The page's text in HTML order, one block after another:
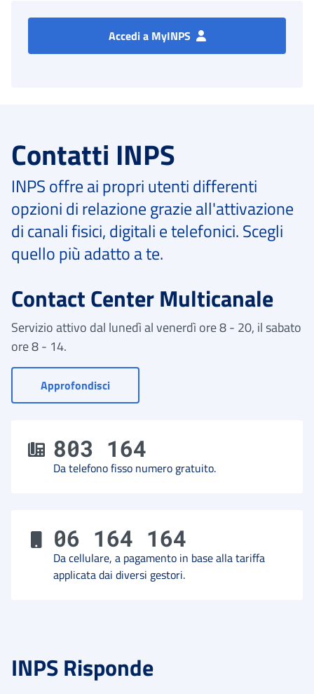
Accedi a MyINPS
Contatti INPS
INPS offre ai propri utenti differenti
opzioni di relazione grazie all'attivazione
di canali fisici, digitali e telefonici. Scegli
quello più adatto a te.
Contact Center Multicanale
Servizio attivo dal lunedì al venerdì ore 8 - 20, il sabato
ore 8 - 14.
Approfondisci- Vai a Contact Center
803 164
Da telefono fisso numero gratuito.
06 164 164
Da cellulare, a pagamento in base alla tariffa
applicata dai diversi gestori.
INPS Risponde